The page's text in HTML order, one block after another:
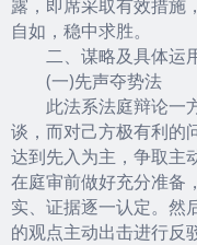
露，即席采取有效措施
自如，稳中求胜。
二、谋略及具体运
(一)先声夺势法
此法系法庭辩论一
谈，而对己方极有利的
达到先入为主，争取主
在庭审前做好充分准备
实、证据逐一认定。然
的观点主动出击进行反